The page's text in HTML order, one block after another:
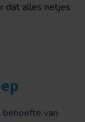
dat alles netjes
behoefte van